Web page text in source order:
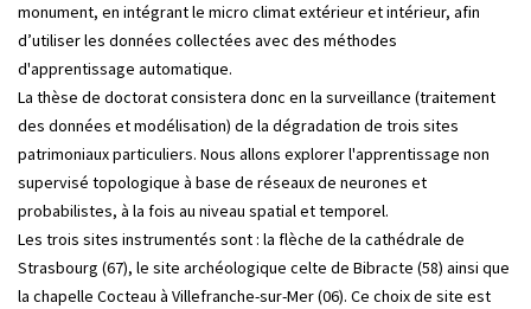
monument, en intégrant le micro climat extérieur et intérieur, afin
d’utiliser les données collectées avec des méthodes
d'apprentissage automatique.
La thèse de doctorat consistera donc en la surveillance (traitement
des données et modélisation) de la dégradation de trois sites
patrimoniaux particuliers. Nous allons explorer l'apprentissage non
supervisé topologique à base de réseaux de neurones et
probabilistes, à la fois au niveau spatial et temporel.
Les trois sites instrumentés sont : la flèche de la cathédrale de
Strasbourg (67), le site archéologique celte de Bibracte (58) ainsi que
la chapelle Cocteau à Villefranche-sur-Mer (06). Ce choix de site est